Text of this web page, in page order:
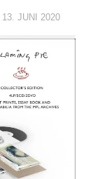
13. JUNI 2020